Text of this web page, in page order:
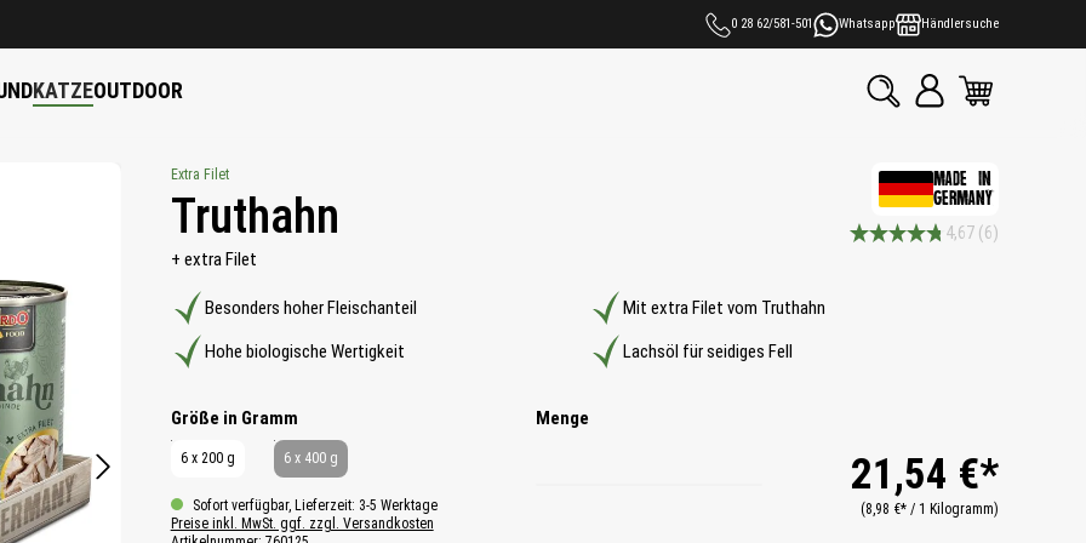
0 28 62/581-501 Whatsapp Händlersuche
KATZEOUTDOOR
Extra Filet
Truthahn
+ extra Filet
MADE IN
GERMANY
4,67 (6)
Besonders hoher Fleischanteil
Mit extra Filet vom Truthahn
Hohe biologische Wertigkeit
Lachsöl für seidiges Fell
Größe in Grammauswählen
6 x 200 g 6 x 400 g
Sofort verfügbar, Lieferzeit: 3-5 Werktage
Preise inkl. MwSt. ggf. zzgl. Versandkosten
Menge
21,54 €*
(8,98 €* / 1 Kilogramm)